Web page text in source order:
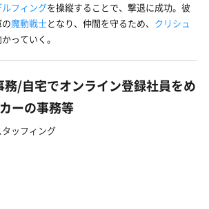
ルフィングを操縦することで、撃退に成功。彼
魔動戦士となり、仲間を守るため、 クリシュ
っていく。
/自宅でオンライン登録社員をめ
ーの事務等
ッフィング